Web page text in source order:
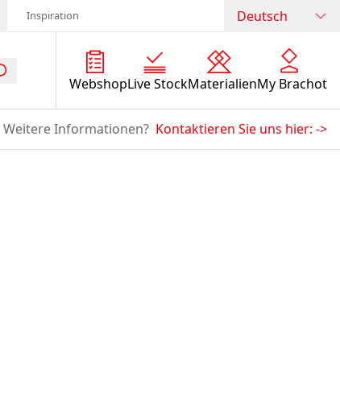
Inspiration Deutsch
WebshopLive StockMaterialienMy Brachot
Weitere Informationen? Kontaktieren Sie uns hier: ->